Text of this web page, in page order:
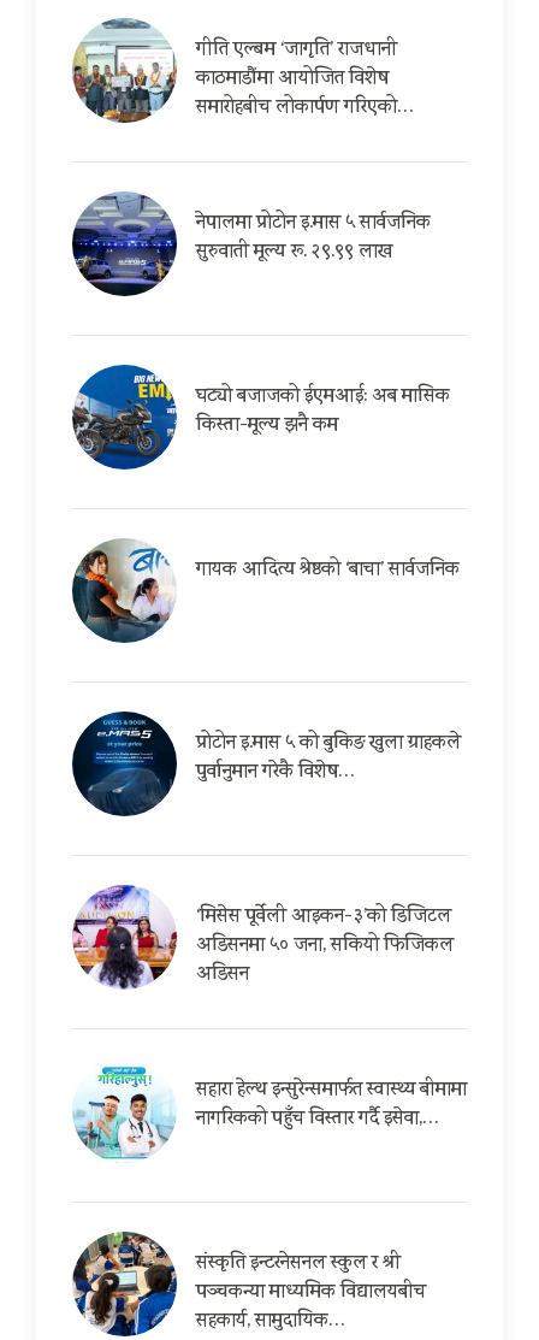
गीति एल्बम ‘जागृति’ राजधानी
काठमाडौंमा आयोजित विशेष
समारोहबीच लोकार्पण गरिएको…
नेपालमा प्रोटोन इ.मास ५ सार्वजनिक
सुरुवाती मूल्य रू. २९.९९ लाख
घट्यो बजाजको ईएमआई: अब मासिक
किस्ता-मूल्य झनै कम
गायक आदित्य श्रेष्ठको ‘बाचा’ सार्वजनिक
प्रोटोन इ.मास ५ को बुकिङ खुला ग्राहकले
पुर्वानुमान गरेकै विशेष…
‘मिसेस पूर्वेली आइकन-३’को डिजिटल
अडिसनमा ५० जना, सकियो फिजिकल
अडिसन
सहारा हेल्थ इन्सुरेन्समार्फत स्वास्थ्य बीमामा
नागरिकको पहुँच विस्तार गर्दै इसेवा,…
संस्कृति इन्टरनेसनल स्कुल र श्री
पञ्चकन्या माध्यमिक विद्यालयबीच
सहकार्य, सामुदायिक…